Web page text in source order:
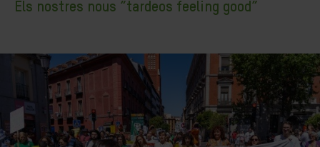
Els nostres nous “tardeos feeling good”